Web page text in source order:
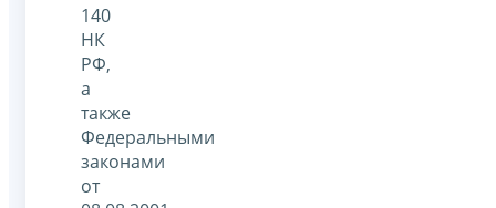
140
НК
РФ,
а
также
Федеральными
законами
от